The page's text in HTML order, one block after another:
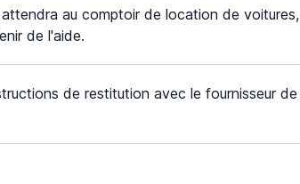
au comptoir de location de
de l'aide.
de restitution avec le fournisseur